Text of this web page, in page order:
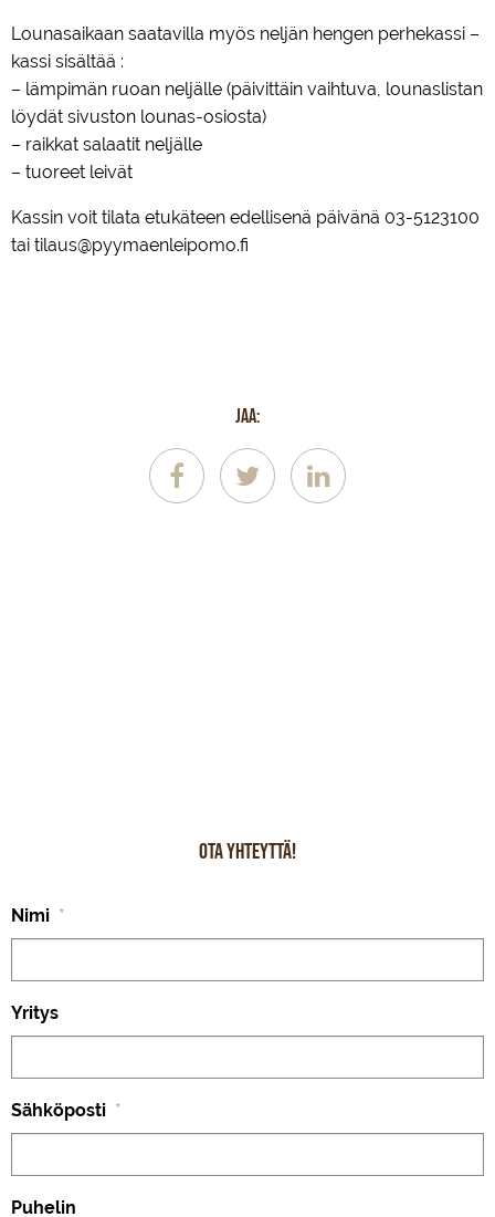
Lounasaikaan saatavilla myös neljän hengen perhekassi –
kassi sisältää :
– lämpimän ruoan neljälle (päivittäin vaihtuva, lounaslistan
löydät sivuston lounas-osiosta)
– raikkat salaatit neljälle
– tuoreet leivät
Kassin voit tilata etukäteen edellisenä päivänä 03-5123100
tai tilaus@pyymaenleipomo.fi
Jaa:
Ota yhteyttä!
Nimi *
Yritys
Sähköposti *
Puhelin